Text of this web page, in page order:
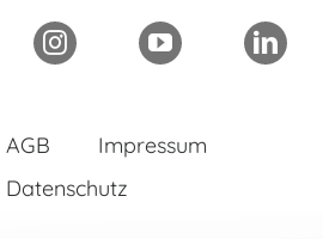
AGB
Impressum
Datenschutz